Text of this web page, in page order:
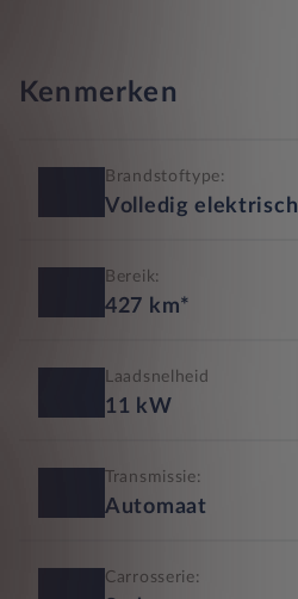
Kenmerken
Brandstoftype:
Volledig elektrisch
Bereik:
427 km*
Laadsnelheid
11 kW
Transmissie:
Automaat
Carrosserie: